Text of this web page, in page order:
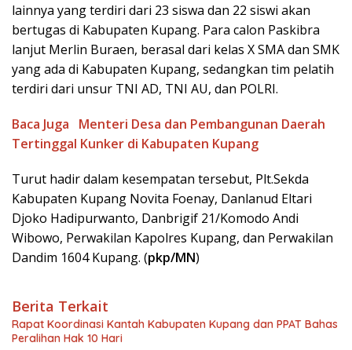
lainnya yang terdiri dari 23 siswa dan 22 siswi akan
bertugas di Kabupaten Kupang. Para calon Paskibra
lanjut Merlin Buraen, berasal dari kelas X SMA dan SMK
yang ada di Kabupaten Kupang, sedangkan tim pelatih
terdiri dari unsur TNI AD, TNI AU, dan POLRI.
Baca Juga
Menteri Desa dan Pembangunan Daerah
Tertinggal Kunker di Kabupaten Kupang
Turut hadir dalam kesempatan tersebut, Plt.Sekda
Kabupaten Kupang Novita Foenay, Danlanud Eltari
Djoko Hadipurwanto, Danbrigif 21/Komodo Andi
Wibowo, Perwakilan Kapolres Kupang, dan Perwakilan
Dandim 1604 Kupang. (pkp/MN)
Berita Terkait
Rapat Koordinasi Kantah Kabupaten Kupang dan PPAT Bahas
Peralihan Hak 10 Hari